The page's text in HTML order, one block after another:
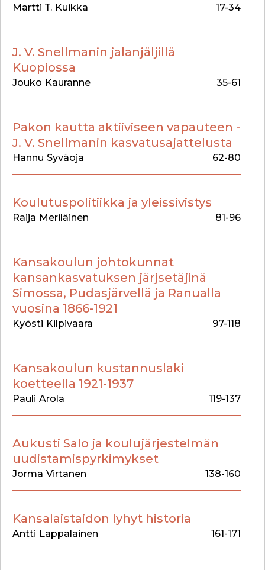
Martti T. Kuikka 17-34
J. V. Snellmanin jalanjäljillä
Kuopiossa
Jouko Kauranne 35-61
Pakon kautta aktiiviseen vapauteen -
J. V. Snellmanin kasvatusajattelusta
Hannu Syväoja 62-80
Koulutuspolitiikka ja yleissivistys
Raija Meriläinen 81-96
Kansakoulun johtokunnat
kansankasvatuksen järjsetäjinä
Simossa, Pudasjärvellä ja Ranualla
vuosina 1866-1921
Kyösti Kilpivaara 97-118
Kansakoulun kustannuslaki
koetteella 1921-1937
Pauli Arola 119-137
Aukusti Salo ja koulujärjestelmän
uudistamispyrkimykset
Jorma Virtanen 138-160
Kansalaistaidon lyhyt historia
Antti Lappalainen 161-171